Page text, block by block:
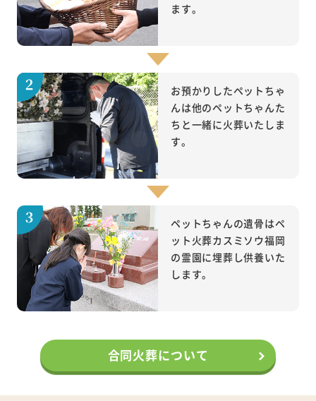
ます。
お預かりしたペットちゃ
んは他のペットちゃんた
ちと一緒に火葬いたしま
す。
ペットちゃんの遺骨はペ
ット火葬カスミソウ福岡
の霊園に埋葬し供養いた
します。
合同火葬について